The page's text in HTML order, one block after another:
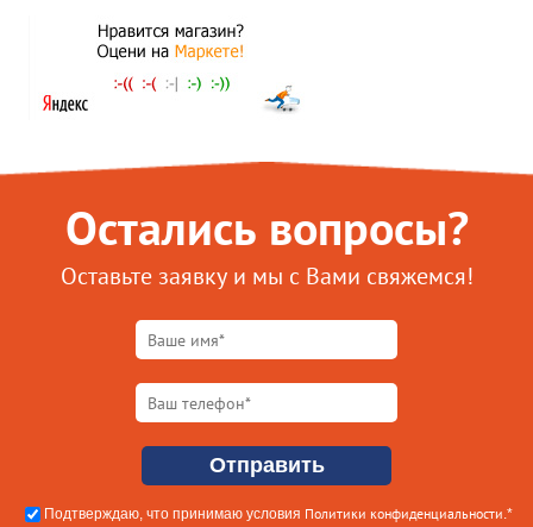
Остались вопросы?
Оставьте заявку и мы с Вами свяжемся!
Подтверждаю, что принимаю условия Политики конфиденциальности .*